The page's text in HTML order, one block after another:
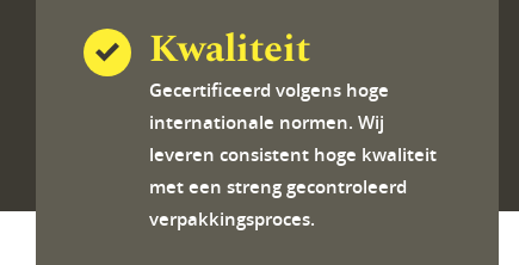
Kwaliteit
Gecertificeerd volgens hoge
internationale normen. Wij
leveren consistent hoge kwaliteit
met een streng gecontroleerd
verpakkingsproces.